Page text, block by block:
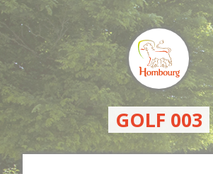
GOLF 003